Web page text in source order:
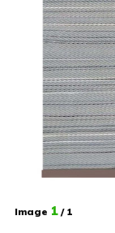
Image 1 / 1